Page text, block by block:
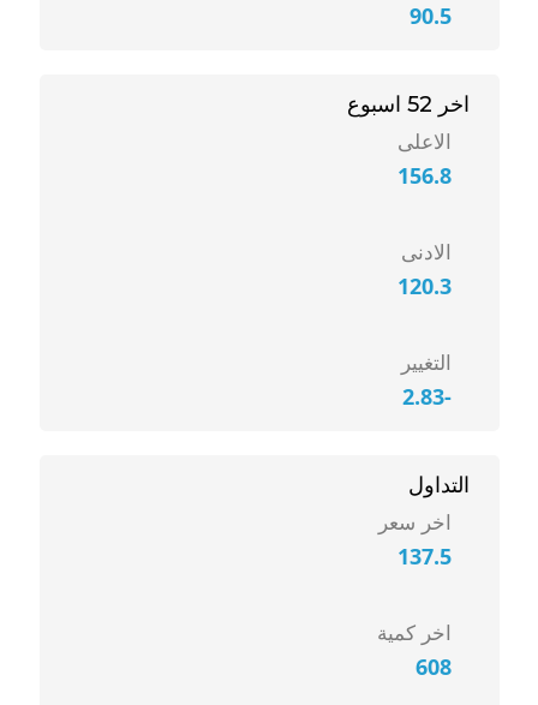
90.5
اخر 52 اسبوع
الاعلى
156.8
الادنى
120.3
التغيير
-2.83
التداول
اخر سعر
137.5
اخر كمية
608